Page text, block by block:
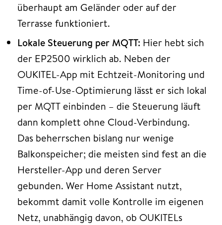
überhaupt am Geländer oder auf der
Terrasse funktioniert.
Lokale Steuerung per MQTT: Hier hebt sich
der EP2500 wirklich ab. Neben der
OUKITEL-App mit Echtzeit-Monitoring und
Time-of-Use-Optimierung lässt er sich lokal
per MQTT einbinden – die Steuerung läuft
dann komplett ohne Cloud-Verbindung.
Das beherrschen bislang nur wenige
Balkonspeicher; die meisten sind fest an die
Hersteller-App und deren Server
gebunden. Wer Home Assistant nutzt,
bekommt damit volle Kontrolle im eigenen
Netz, unabhängig davon, ob OUKITELs